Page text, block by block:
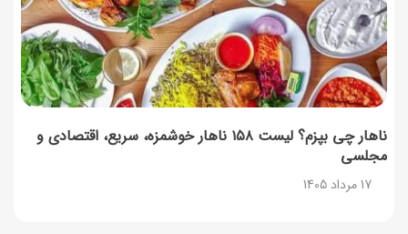
ناهار چی بپزم؟ لیست ۱۵۸ ناهار خوشمزه، سریع، اقتصادی و
مجلسی
17 مرداد 1405
نحوه دریافت رمز خرید کالابرگ برای خرید آنلاین (رمز
یکبارمصرف کالابرگ)
17 مرداد 1405